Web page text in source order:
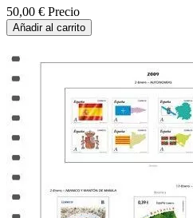
50,00 € Precio
Añadir al carrito